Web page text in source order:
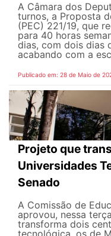
A Câmara dos
turnos, a Proposta
(PEC) 221/19, que
para 40 horas
dias, com dois dias
acabando com a
Publicado em: 28 de Maio de
Projeto que
Universidades
Senado
A Comissão de
aprovou, nessa
transforma dois
tecnológica, os de